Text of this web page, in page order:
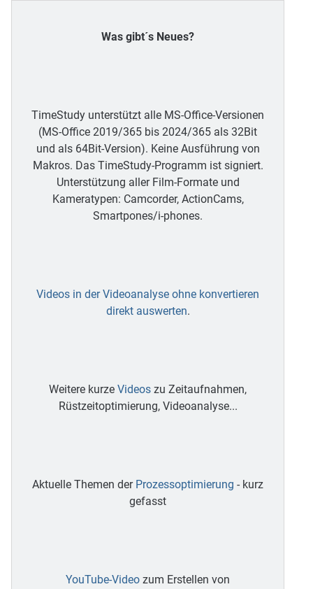
Was gibt´s Neues?
TimeStudy unterstützt alle MS-Office-Versionen
(MS-Office 2019/365 bis 2024/365 als 32Bit
und als 64Bit-Version). Keine Ausführung von
Makros. Das TimeStudy-Programm ist signiert.
Unterstützung aller Film-Formate und
Kameratypen: Camcorder, ActionCams,
Smartpones/i-phones.
Videos in der Videoanalyse ohne konvertieren
direkt auswerten.
Weitere kurze Videos zu Zeitaufnahmen,
Rüstzeitoptimierung, Videoanalyse...
Aktuelle Themen der Prozessoptimierung - kurz
gefasst
YouTube-Video zum Erstellen von